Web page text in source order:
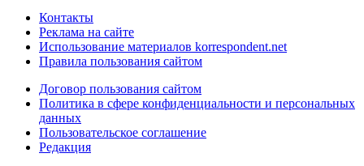
Контакты
Реклама на сайте
Использование материалов korrespondent.net
Правила пользования сайтом
Договор пользования сайтом
Политика в сфере конфиденциальности и персональных
данных
Пользовательское соглашение
Редакция